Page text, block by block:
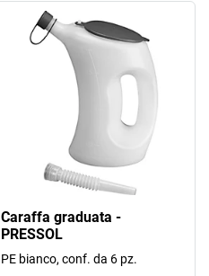
Caraffa graduata -
PRESSOL
PE bianco, conf. da 6 pz.